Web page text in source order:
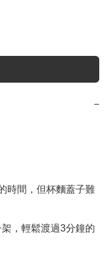
−
時間，但杯麵蓋子難
，輕鬆渡過3分鐘的